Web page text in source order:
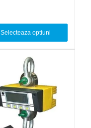
Selecteaza optiuni